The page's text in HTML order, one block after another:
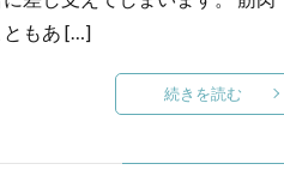
ともあ […]
続きを読む